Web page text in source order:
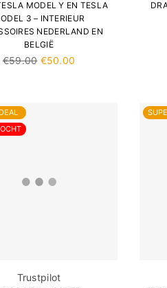
MODEL Y EN TESLA
3 – INTERIEUR
NEDERLAND EN
BELGIË
Normale
€59.00 €50.00
Trustpilot